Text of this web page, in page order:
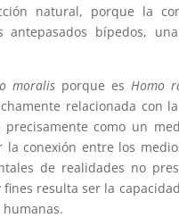
natural, porque la
antepasados bípedos,
moralisporque esHomo
relacionada con
como un
la conexión entre los
de realidades no
resulta ser la